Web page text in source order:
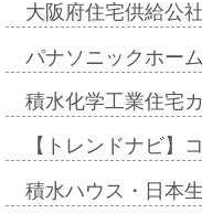
大阪府住宅供給公
パナソニックホー
積水化学工業住宅
【トレンドナビ
積水ハウス・日本